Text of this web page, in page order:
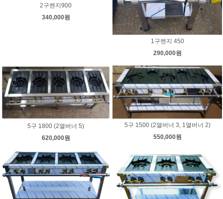
2구렌지900
340,000원
1구렌지 450
290,000원
5구 1800 (2열버너 5)
620,000원
5구 1500 (2열버너 3, 1열버너 2)
550,000원